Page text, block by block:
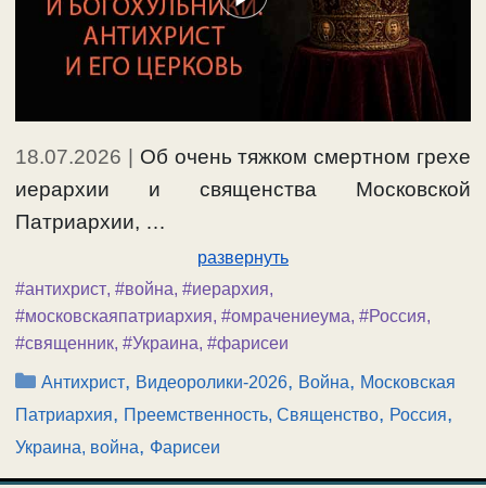
18.07.2026
Об очень тяжком смертном грехе
иерархии и священства Московской
Патриархии, …
развернуть
#антихрист, #война, #иерархия,
#московскаяпатриархия, #омрачениеума, #Россия,
#священник, #Украина, #фарисеи
Рубрики
Антихрист, Видеоролики-2026, Война, Московская
Патриархия, Преемственность, Священство, Россия,
Украина, война, Фарисеи